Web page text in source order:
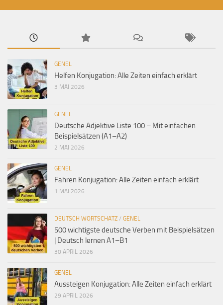
GENEL
Helfen Konjugation: Alle Zeiten einfach erklärt
3 MAI 2026
GENEL
Deutsche Adjektive Liste 100 – Mit einfachen
Beispielsätzen (A1–A2)
2 MAI 2026
GENEL
Fahren Konjugation: Alle Zeiten einfach erklärt
1 MAI 2026
DEUTSCH WORTSCHATZ / GENEL
500 wichtigste deutsche Verben mit Beispielsätzen
| Deutsch lernen A1–B1
30 APRIL 2026
GENEL
Aussteigen Konjugation: Alle Zeiten einfach erklärt
29 APRIL 2026